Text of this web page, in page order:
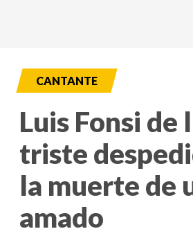
CANTANTE
Luis Fonsi de
triste
la muerte de
amado